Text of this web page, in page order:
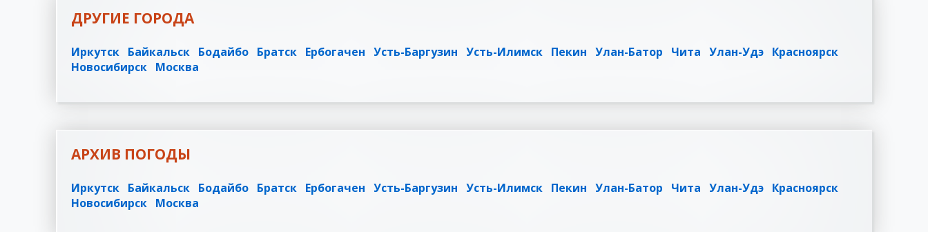
ДРУГИЕ ГОРОДА
Иркутск Байкальск Бодайбо Братск Ербогачен Усть-Баргузин Усть-Илимск Пекин Улан-Батор Чита Улан-Удэ Красноярск
Новосибирск Москва
АРХИВ ПОГОДЫ
Иркутск Байкальск Бодайбо Братск Ербогачен Усть-Баргузин Усть-Илимск Пекин Улан-Батор Чита Улан-Удэ Красноярск
Новосибирск Москва